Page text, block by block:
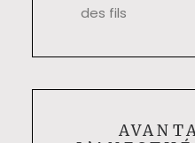
des fils